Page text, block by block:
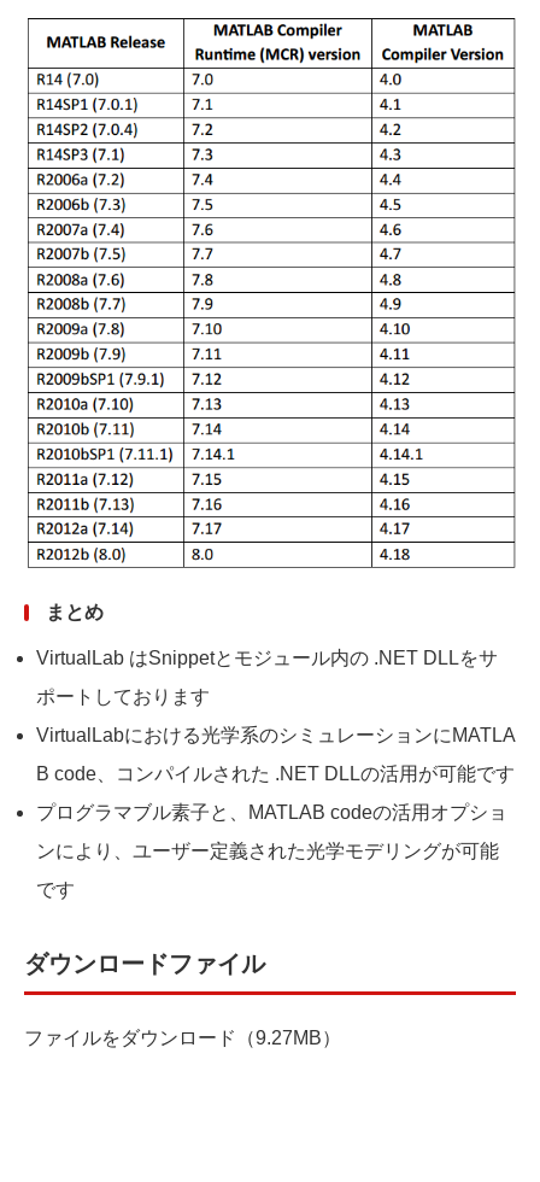
まとめ
VirtualLab はSnippetとモジュール内の .NET DLLをサ
ポートしております
VirtualLabにおける光学系のシミュレーションにMATLA
B code、コンパイルされた .NET DLLの活用が可能です
プログラマブル素子と、MATLAB codeの活用オプショ
ンにより、ユーザー定義された光学モデリングが可能
です
ダウンロードファイル
ファイルをダウンロード（9.27MB）